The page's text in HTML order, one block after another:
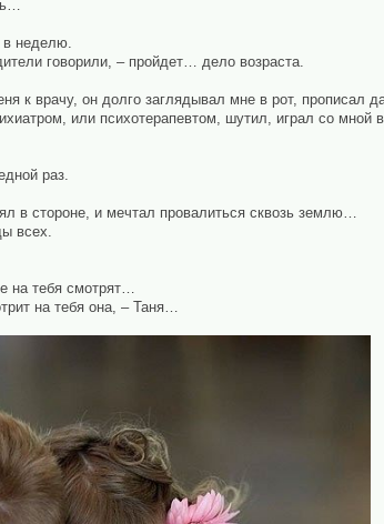
в неделю.
говорили, – пройдет… дело возраста.
к врачу, он долго заглядывал мне в рот, прописал
или психотерапевтом, шутил, играл со мной
раз.
в стороне, и мечтал провалиться сквозь землю…
всех.
на тебя смотрят…
на тебя она, – Таня…